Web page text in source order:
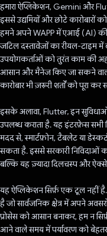
हमारा ऐप्लिकेशन, Gemini और
इससे उद्यमियों और छोटे कारोबारों
हमने अपने WAPP में एआई (AI) की
जटिल दस्तावेज़ों का रीयल-टाइम में
उपयोगकर्ताओं को तुरंत काम की
आसान और मैनेज किए जा सकने वाले
कारोबार भी ज़रूरी शर्तों को पूरा
इसके अलावा, Flutter, इन
उपलब्ध कराता है. यह इंटरफ़ेस सभी
मदद से, स्मार्टफ़ोन, टैबलेट या
सकता है. इससे सरकारी निविदाओं
बल्कि यह ज़्यादा दिलचस्प और
यह ऐप्लिकेशन सिर्फ़ एक टूल नहीं है.
है जो सार्वजनिक क्षेत्र में अपने
प्रोसेस को आसान बनाकर, हम न
आने वाले समय में पर्यावरण को बेहतर